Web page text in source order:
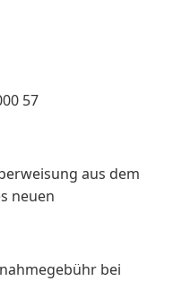
57
aus dem
neuen
bei